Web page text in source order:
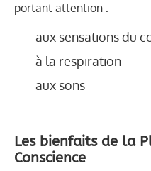
portant attention :
aux sensations du
à la respiration
aux sons
Les bienfaits de la
Conscience